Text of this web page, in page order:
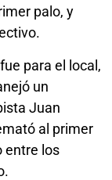
palo, y
para el local,
un
Juan
al primer
entre los